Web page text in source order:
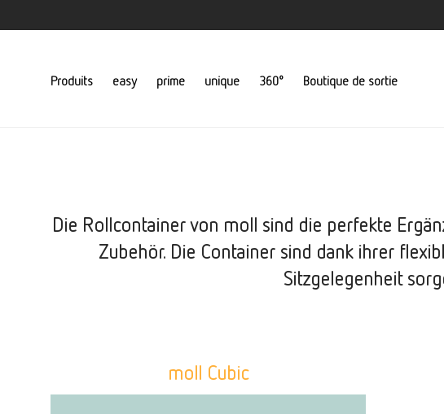
Produits easy prime unique 360° Boutique de sortie
Die Rollcontainer von moll sind die perfekte
Zubehör. Die Container sind dank ihrer
Sitzgelegenheit
moll Cubic